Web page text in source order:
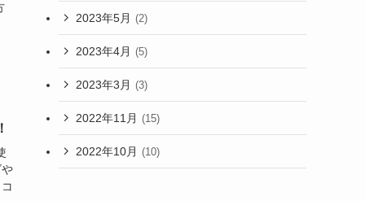
2023年5月 (2)
2023年4月 (5)
2023年3月 (3)
2022年11月 (15)
2022年10月 (10)